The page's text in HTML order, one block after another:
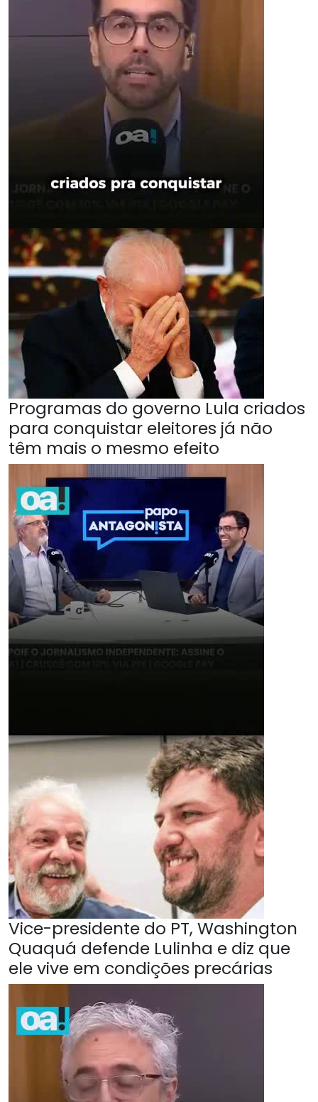
Programas do governo Lula criados
para conquistar eleitores já não
têm mais o mesmo efeito
Vice-presidente do PT, Washington
Quaquá defende Lulinha e diz que
ele vive em condições precárias